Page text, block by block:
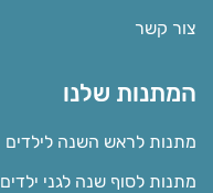
צור קשר
המתנות שלנו
מתנות לראש השנה לילדים
מתנות לסוף שנה לגני ילדים